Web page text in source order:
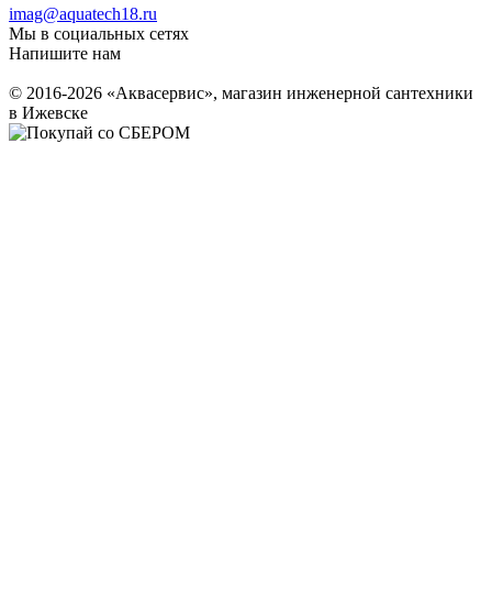
imag@aquatech18.ru
Мы в социальных сетях
Напишите нам
© 2016-2026 «Аквасервис», магазин инженерной сантехники
в Ижевске